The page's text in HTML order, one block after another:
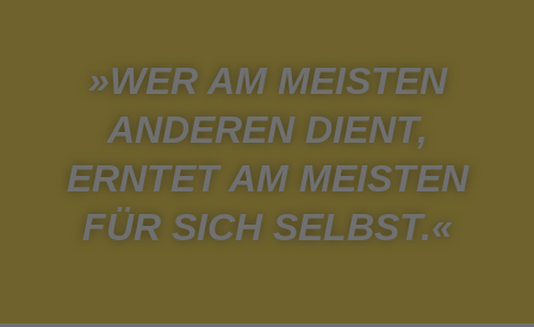
»WER AM MEISTEN
ANDEREN DIENT,
ERNTET AM MEISTEN
FÜR SICH SELBST.«